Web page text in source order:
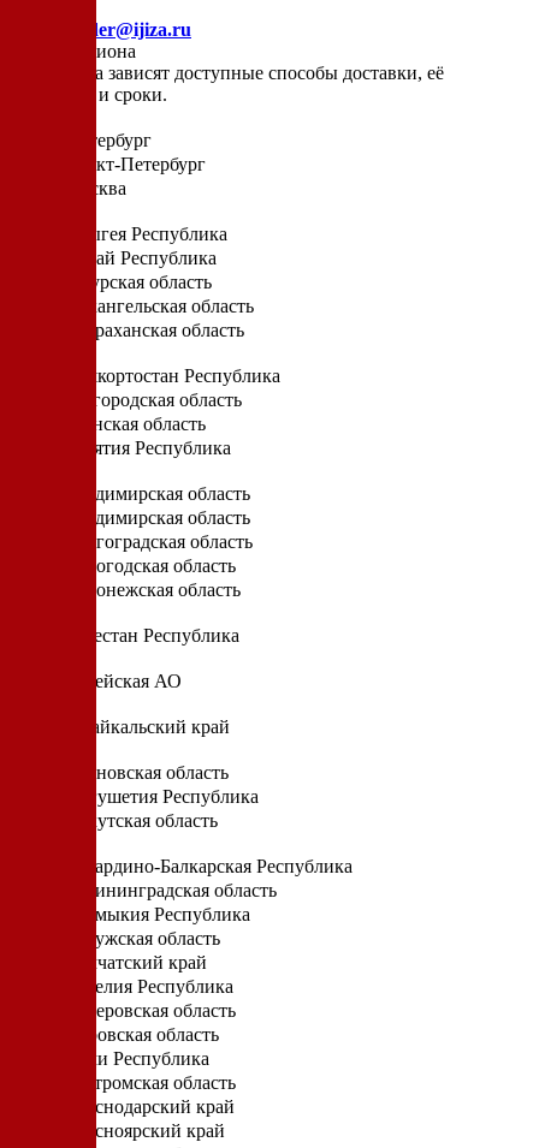
order@ijiza.ru
Выбор региона
От региона зависят доступные способы доставки, её
стоимость и сроки.
Санкт-Петербург
Санкт-Петербург
Москва
Адыгея Республика
Алтай Республика
Амурская область
Архангельская область
Астраханская область
Башкортостан Республика
Белгородская область
Брянская область
Бурятия Республика
Владимирская область
Владимирская область
Волгоградская область
Вологодская область
Воронежская область
Дагестан Республика
Еврейская АО
Забайкальский край
Ивановская область
Ингушетия Республика
Иркутская область
Кабардино-Балкарская Республика
Калининградская область
Калмыкия Республика
Калужская область
Камчатский край
Карелия Республика
Кемеровская область
Кировская область
Коми Республика
Костромская область
Краснодарский край
Красноярский край